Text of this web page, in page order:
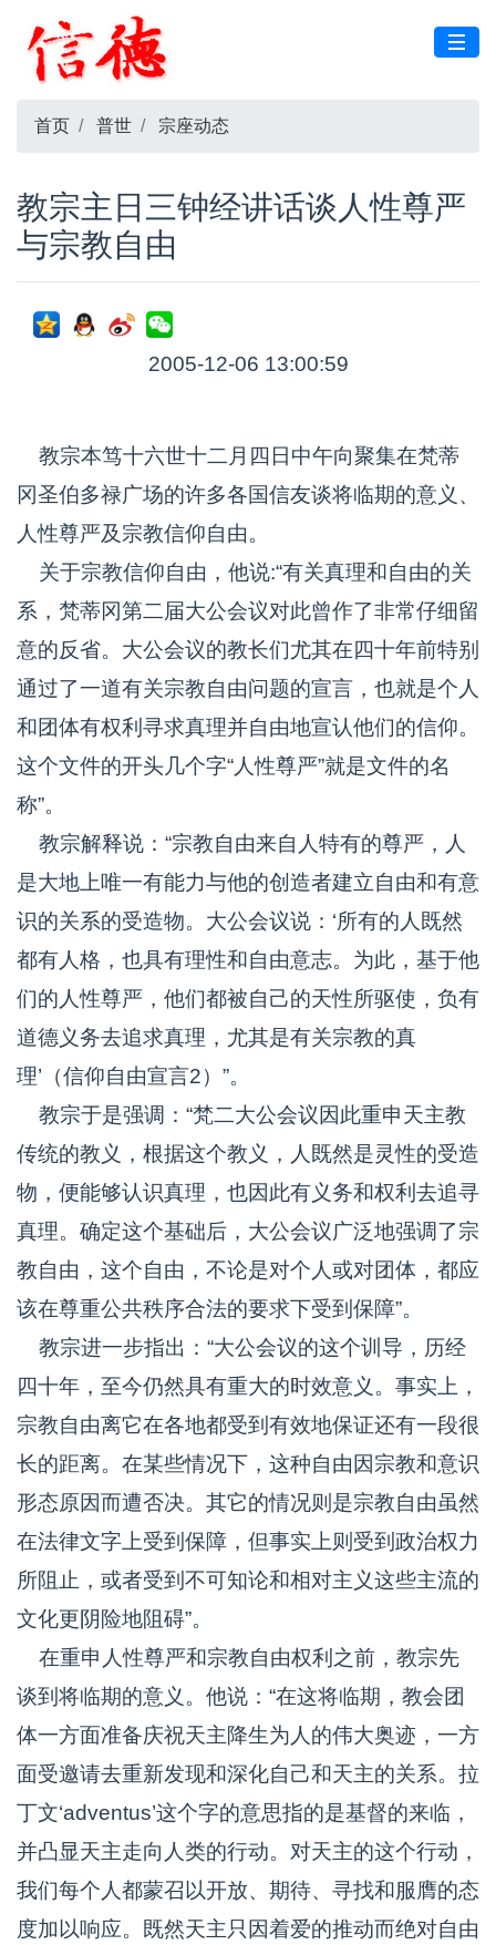
首页 普世 宗座动态
教宗主日三钟经讲话谈人性尊严
与宗教自由
2005-12-06 13:00:59
教宗本笃十六世十二月四日中午向聚集在梵蒂
冈圣伯多禄广场的许多各国信友谈将临期的意义、
人性尊严及宗教信仰自由。
关于宗教信仰自由，他说:“有关真理和自由的关
系，梵蒂冈第二届大公会议对此曾作了非常仔细留
意的反省。大公会议的教长们尤其在四十年前特别
通过了一道有关宗教自由问题的宣言，也就是个人
和团体有权利寻求真理并自由地宣认他们的信仰。
这个文件的开头几个字“人性尊严”就是文件的名
称”。
教宗解释说：“宗教自由来自人特有的尊严，人
是大地上唯一有能力与他的创造者建立自由和有意
识的关系的受造物。大公会议说：‘所有的人既然
都有人格，也具有理性和自由意志。为此，基于他
们的人性尊严，他们都被自己的天性所驱使，负有
道德义务去追求真理，尤其是有关宗教的真
理’（信仰自由宣言2）”。
教宗于是强调：“梵二大公会议因此重申天主教
传统的教义，根据这个教义，人既然是灵性的受造
物，便能够认识真理，也因此有义务和权利去追寻
真理。确定这个基础后，大公会议广泛地强调了宗
教自由，这个自由，不论是对个人或对团体，都应
该在尊重公共秩序合法的要求下受到保障”。
教宗进一步指出：“大公会议的这个训导，历经
四十年，至今仍然具有重大的时效意义。事实上，
宗教自由离它在各地都受到有效地保证还有一段很
长的距离。在某些情况下，这种自由因宗教和意识
形态原因而遭否决。其它的情况则是宗教自由虽然
在法律文字上受到保障，但事实上则受到政治权力
所阻止，或者受到不可知论和相对主义这些主流的
文化更阴险地阻碍”。
在重申人性尊严和宗教自由权利之前，教宗先
谈到将临期的意义。他说：“在这将临期，教会团
体一方面准备庆祝天主降生为人的伟大奥迹，一方
面受邀请去重新发现和深化自己和天主的关系。拉
丁文‘adventus’这个字的意思指的是基督的来临，
并凸显天主走向人类的行动。对天主的这个行动，
我们每个人都蒙召以开放、期待、寻找和服膺的态
度加以响应。既然天主只因着爱的推动而绝对自由